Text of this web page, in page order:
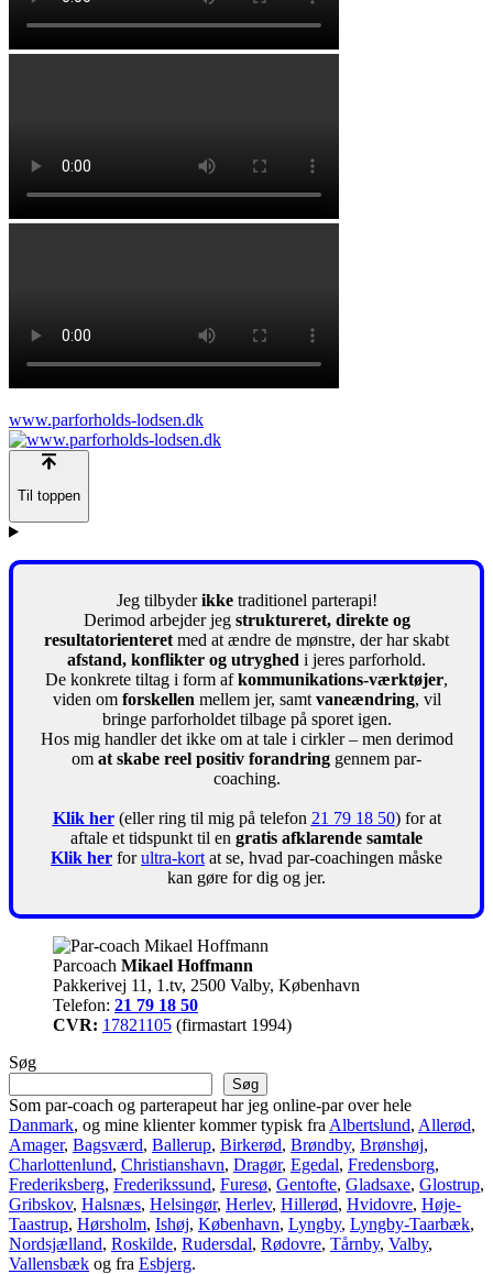
www.parforholds-lodsen.dk
Til toppen
Jeg tilbyderikke traditionel parterapi!
Derimod arbejder jeg struktureret, direkte og
resultatorienteret med at ændre de mønstre, der har skabt
afstand, konflikter og utryghed i jeres parforhold.
De konkrete tiltag i form afkommunikations-værktøjer,
viden om forskellen mellem jer, samt vaneændring, vil
bringe parforholdet tilbage på sporet igen.
Hos mig handler det ikke om at tale i cirkler – men derimod
om at skabe reel positiv forandring gennem par-
coaching.
Klik her(eller ring til mig på telefon 21 79 18 50) for at
aftale et tidspunkt til en gratis afklarende samtale
Klik her forultra-kort at se, hvad par-coachingen måske
kan gøre for dig og jer.
Parcoach Mikael Hoffmann
Pakkerivej 11, 1.tv, 2500 Valby, København
Telefon: 21 79 18 50
CVR: 17821105 (firmastart 1994)
Søg
Søg
Som par-coach og parterapeut har jeg online-par over hele
Danmark, og mine klienter kommer typisk fra Albertslund, Allerød,
Amager, Bagsværd, Ballerup, Birkerød, Brøndby, Brønshøj,
Charlottenlund, Christianshavn, Dragør, Egedal, Fredensborg,
Frederiksberg, Frederikssund, Furesø, Gentofte, Gladsaxe, Glostrup,
Gribskov, Halsnæs, Helsingør, Herlev, Hillerød, Hvidovre, Høje-
Taastrup, Hørsholm, Ishøj, København, Lyngby, Lyngby-Taarbæk,
Nordsjælland, Roskilde, Rudersdal, Rødovre, Tårnby, Valby,
Vallensbæk og fra Esbjerg.